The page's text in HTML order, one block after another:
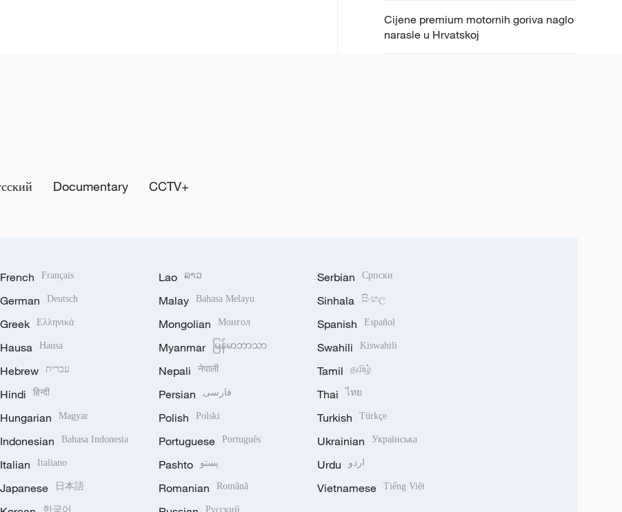
Cijene premium motornih goriva naglo
narasle u Hrvatskoj
Documentary CCTV+
French Français
German Deutsch
Greek Ελληνικά
Hausa Hausa
Hebrew עברית
Hindi हिन्दी
Hungarian Magyar
Indonesian Bahasa Indonesia
Italian Italiano
Japanese 日本語
한국어
Lao ລາວ
Malay Bahasa Melayu
Mongolian Монгол
Myanmar မြန်မာဘာသာ
Nepali नेपाली
Persian فارسی
Polish Polski
Portuguese Português
Pashto پښتو
Romanian Română
Русский
Serbian Српски
Sinhala සිංහල
Spanish Español
Swahili Kiswahili
Tamil தமிழ்
Thai ไทย
Turkish Türkçe
Ukrainian Українська
Urdu اردو
Vietnamese Tiếng Việt